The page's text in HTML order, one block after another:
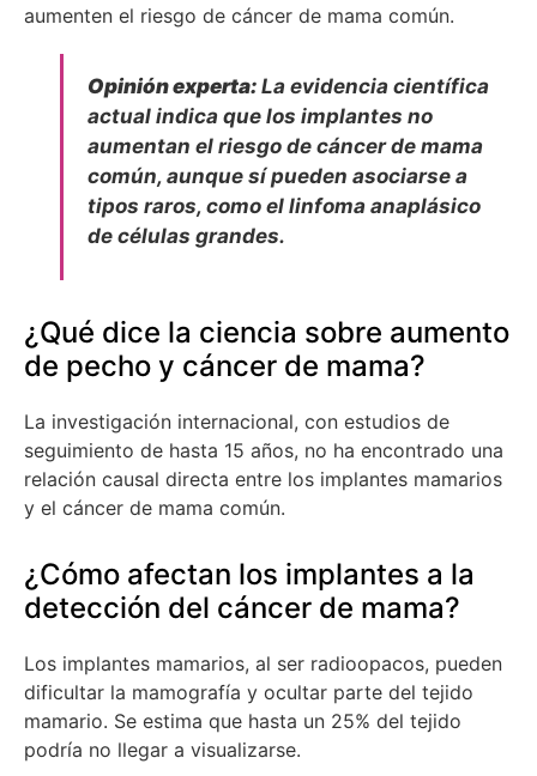
aumenten el riesgo de cáncer de mama común.
Opinión experta: La evidencia científica
actual indica que los implantes no
aumentan el riesgo de cáncer de mama
común, aunque sí pueden asociarse a
tipos raros, como el linfoma anaplásico
de células grandes.
¿Qué dice la ciencia sobre aumento
de pecho y cáncer de mama?
La investigación internacional, con estudios de
seguimiento de hasta 15 años, no ha encontrado una
relación causal directa entre los implantes mamarios
y el cáncer de mama común.
¿Cómo afectan los implantes a la
detección del cáncer de mama?
Los implantes mamarios, al ser radioopacos, pueden
dificultar la mamografía y ocultar parte del tejido
mamario. Se estima que hasta un 25% del tejido
podría no llegar a visualizarse.